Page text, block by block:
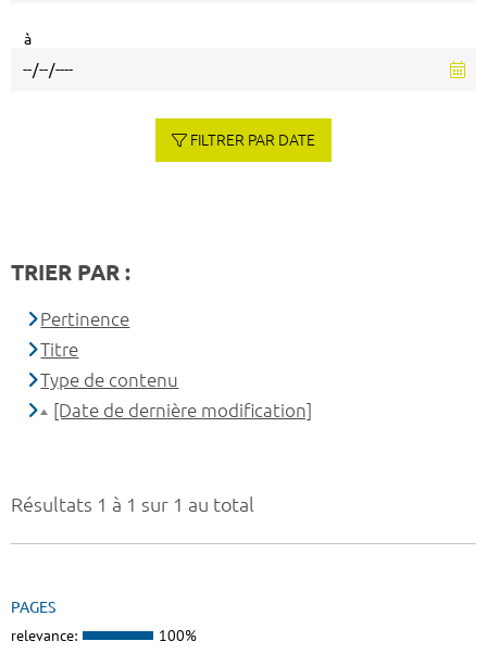
Résultats 1 à 1 sur 1 au total
PAGES
relevance: 100%
à
FILTRER PAR DATE
TRIER PAR :
Pertinence
Titre
Type de contenu
[Date de dernière modification]